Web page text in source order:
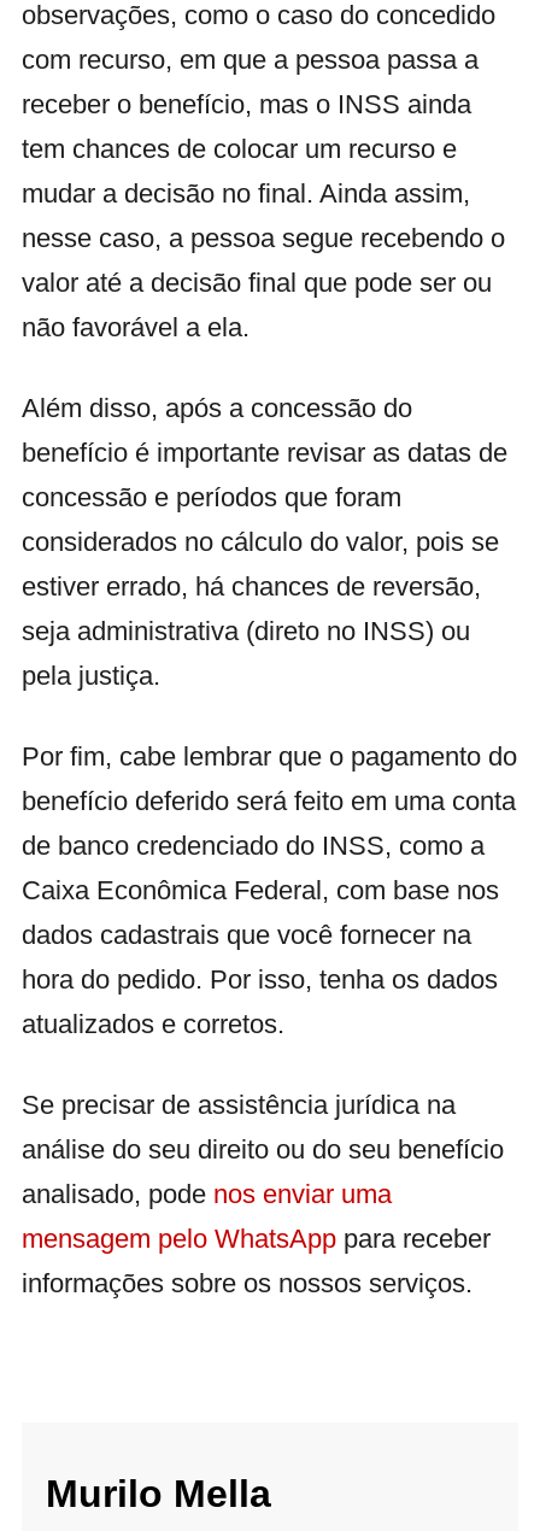
observações, como o caso do concedido
com recurso, em que a pessoa passa a
receber o benefício, mas o INSS ainda
tem chances de colocar um recurso e
mudar a decisão no final. Ainda assim,
nesse caso, a pessoa segue recebendo o
valor até a decisão final que pode ser ou
não favorável a ela.
Além disso, após a concessão do
benefício é importante revisar as datas de
concessão e períodos que foram
considerados no cálculo do valor, pois se
estiver errado, há chances de reversão,
seja administrativa (direto no INSS) ou
pela justiça.
Por fim, cabe lembrar que o pagamento do
benefício deferido será feito em uma conta
de banco credenciado do INSS, como a
Caixa Econômica Federal, com base nos
dados cadastrais que você fornecer na
hora do pedido. Por isso, tenha os dados
atualizados e corretos.
Se precisar de assistência jurídica na
análise do seu direito ou do seu benefício
analisado, pode nos enviar uma
mensagem pelo WhatsApp para receber
informações sobre os nossos serviços.
Murilo Mella